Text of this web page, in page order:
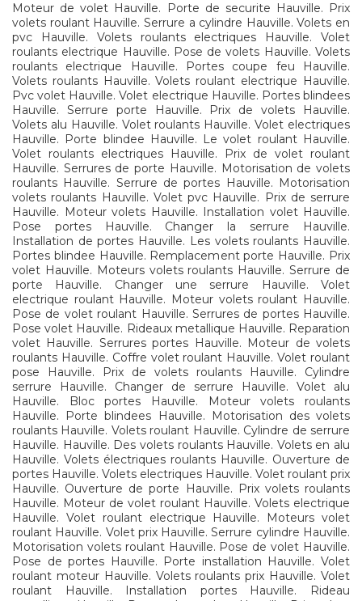
Moteur de volet Hauville. Porte de securite Hauville. Prix
volets roulant Hauville. Serrure a cylindre Hauville. Volets en
pvc Hauville. Volets roulants electriques Hauville. Volet
roulants electrique Hauville. Pose de volets Hauville. Volets
roulants electrique Hauville. Portes coupe feu Hauville.
Volets roulants Hauville. Volets roulant electrique Hauville.
Pvc volet Hauville. Volet electrique Hauville. Portes blindees
Hauville. Serrure porte Hauville. Prix de volets Hauville.
Volets alu Hauville. Volet roulants Hauville. Volet electriques
Hauville. Porte blindee Hauville. Le volet roulant Hauville.
Volet roulants electriques Hauville. Prix de volet roulant
Hauville. Serrures de porte Hauville. Motorisation de volets
roulants Hauville. Serrure de portes Hauville. Motorisation
volets roulants Hauville. Volet pvc Hauville. Prix de serrure
Hauville. Moteur volets Hauville. Installation volet Hauville.
Pose portes Hauville. Changer la serrure Hauville.
Installation de portes Hauville. Les volets roulants Hauville.
Portes blindee Hauville. Remplacement porte Hauville. Prix
volet Hauville. Moteurs volets roulants Hauville. Serrure de
porte Hauville. Changer une serrure Hauville. Volet
electrique roulant Hauville. Moteur volets roulant Hauville.
Pose de volet roulant Hauville. Serrures de portes Hauville.
Pose volet Hauville. Rideaux metallique Hauville. Reparation
volet Hauville. Serrures portes Hauville. Moteur de volets
roulants Hauville. Coffre volet roulant Hauville. Volet roulant
pose Hauville. Prix de volets roulants Hauville. Cylindre
serrure Hauville. Changer de serrure Hauville. Volet alu
Hauville. Bloc portes Hauville. Moteur volets roulants
Hauville. Porte blindees Hauville. Motorisation des volets
roulants Hauville. Volets roulant Hauville. Cylindre de serrure
Hauville. Hauville. Des volets roulants Hauville. Volets en alu
Hauville. Volets électriques roulants Hauville. Ouverture de
portes Hauville. Volets electriques Hauville. Volet roulant prix
Hauville. Ouverture de porte Hauville. Prix volets roulants
Hauville. Moteur de volet roulant Hauville. Volets electrique
Hauville. Volet roulant electrique Hauville. Moteurs volet
roulant Hauville. Volet prix Hauville. Serrure cylindre Hauville.
Motorisation volets roulant Hauville. Pose de volet Hauville.
Pose de portes Hauville. Porte installation Hauville. Volet
roulant moteur Hauville. Volets roulants prix Hauville. Volet
roulant Hauville. Installation portes Hauville. Rideau